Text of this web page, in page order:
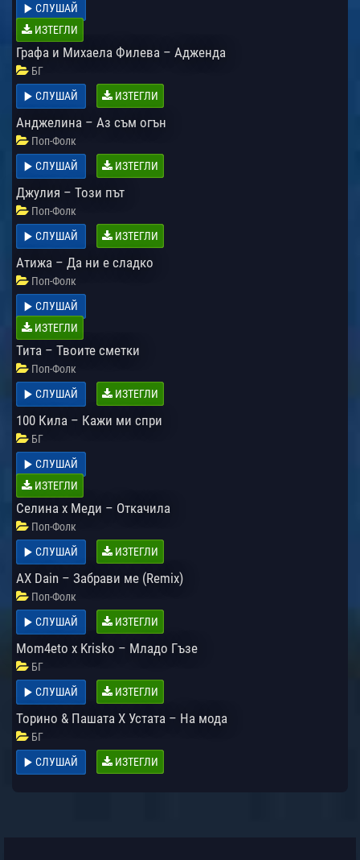
СЛУШАЙ
ИЗТЕГЛИ
Графа и Михаела Филева – Адженда
БГ
СЛУШАЙ
ИЗТЕГЛИ
Анджелина – Аз съм огън
Поп-Фолк
СЛУШАЙ
ИЗТЕГЛИ
Джулия – Този път
Поп-Фолк
СЛУШАЙ
ИЗТЕГЛИ
Атижа – Да ни е сладко
Поп-Фолк
СЛУШАЙ
ИЗТЕГЛИ
Тита – Твоите сметки
Поп-Фолк
СЛУШАЙ
ИЗТЕГЛИ
100 Кила – Кажи ми спри
БГ
СЛУШАЙ
ИЗТЕГЛИ
Селина x Меди – Откачила
Поп-Фолк
СЛУШАЙ
ИЗТЕГЛИ
AX Dain – Забрави ме (Remix)
Поп-Фолк
СЛУШАЙ
ИЗТЕГЛИ
Mom4eto x Krisko – Младо Гъзе
БГ
СЛУШАЙ
ИЗТЕГЛИ
Торино & Пашата X Устата – На мода
БГ
СЛУШАЙ
ИЗТЕГЛИ